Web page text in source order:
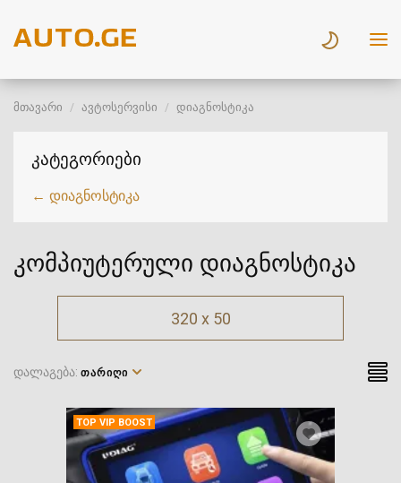
მთავარი ავტოსერვისი დიაგნოსტიკა
კატეგორიები
← დიაგნოსტიკა
კომპიუტერული დიაგნოსტიკა
320 x 50
დალაგება: ᲗᲐᲠᲘᲦᲘ
TOP VIP BOOST